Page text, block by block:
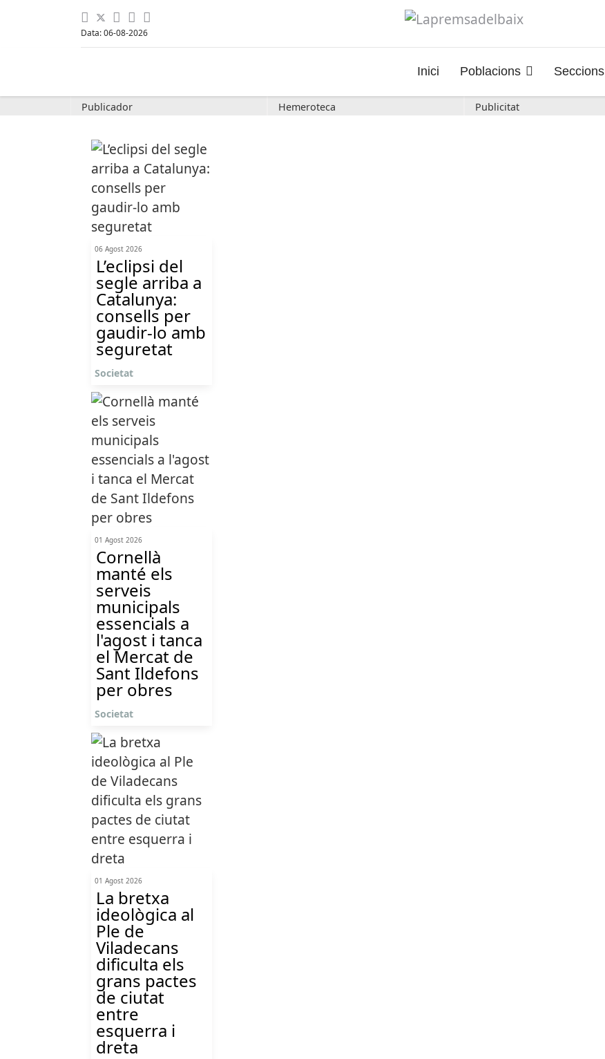
Data: 06-08-2026
Inici Poblacions Seccions
Publicador Hemeroteca Publicitat
06 Agost 2026
L’eclipsi del
segle arriba a
Catalunya:
consells per
gaudir-lo amb
seguretat
Societat
01 Agost 2026
Cornellà
manté els
serveis
municipals
essencials a
l'agost i tanca
el Mercat de
Sant Ildefons
per obres
Societat
01 Agost 2026
La bretxa
ideològica al
Ple de
Viladecans
dificulta els
grans pactes
de ciutat
entre
esquerra i
dreta